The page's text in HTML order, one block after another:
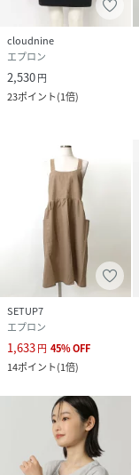
cloudnine
エプロン
2,530円
23ポイント(1倍)
SETUP7
エプロン
1,633円 45%OFF
14ポイント(1倍)